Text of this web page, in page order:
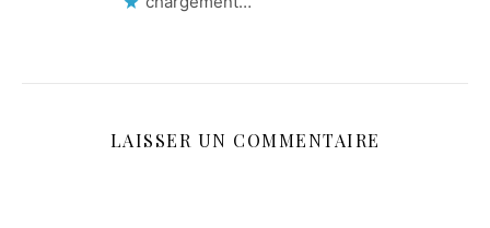
LAISSER UN COMMENTAIRE